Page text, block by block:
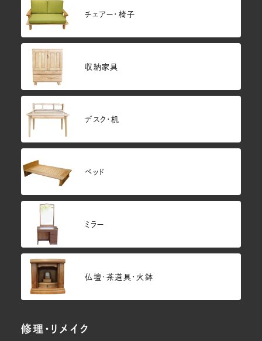
チェアー・椅子
収納家具
デスク・机
ベッド
ミラー
仏壇･茶道具・火鉢
修理・リメイク